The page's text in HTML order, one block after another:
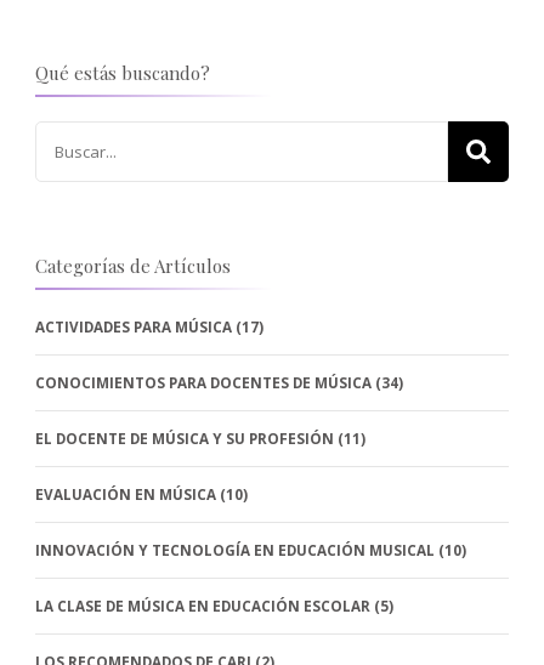
Qué estás buscando?
Categorías de Artículos
ACTIVIDADES PARA MÚSICA (17)
CONOCIMIENTOS PARA DOCENTES DE MÚSICA (34)
EL DOCENTE DE MÚSICA Y SU PROFESIÓN (11)
EVALUACIÓN EN MÚSICA (10)
INNOVACIÓN Y TECNOLOGÍA EN EDUCACIÓN MUSICAL (10)
LA CLASE DE MÚSICA EN EDUCACIÓN ESCOLAR (5)